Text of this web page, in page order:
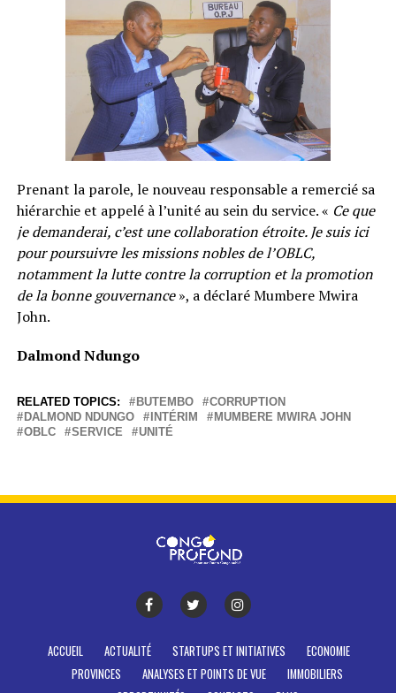
Prenant la parole, le nouveau responsable a remercié sa
hiérarchie et appelé à l’unité au sein du service. « Ce que
je demanderai, c’est une collaboration étroite. Je suis ici
pour poursuivre les missions nobles de l’OBLC,
notamment la lutte contre la corruption et la promotion
de la bonne gouvernance», a déclaré Mumbere Mwira
John.
Dalmond Ndungo
RELATED TOPICS: BUTEMBO
CORRUPTION
DALMOND NDUNGO
INTÉRIM
MUMBERE MWIRA JOHN
OBLC
SERVICE UNITÉ
ACCUEIL ACTUALITÉ STARTUPS ET INITIATIVES
ECONOMIE
PROVINCES
ANALYSES ET POINTS DE VUE
IMMOBILIERS